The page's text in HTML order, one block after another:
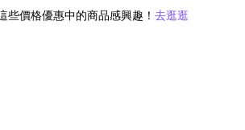
些價格優惠中的商品感興趣！ 去逛逛